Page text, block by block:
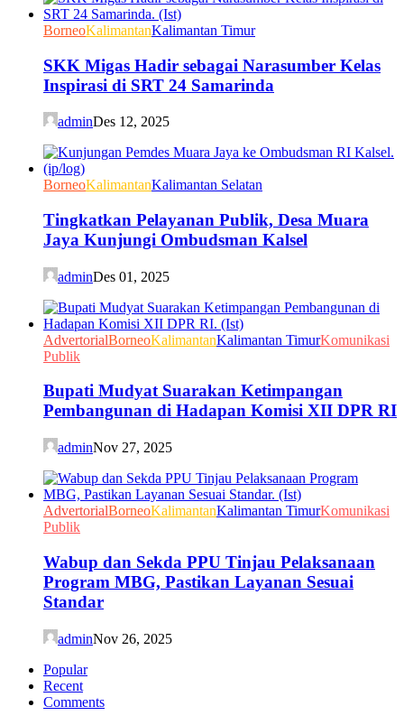
BorneoKalimantanKalimantan Timur
SKK Migas Hadir sebagai Narasumber Kelas
Inspirasi di SRT 24 Samarinda
adminDes 12, 2025
BorneoKalimantanKalimantan Selatan
Tingkatkan Pelayanan Publik, Desa Muara
Jaya Kunjungi Ombudsman Kalsel
adminDes 01, 2025
AdvertorialBorneoKalimantanKalimantan TimurKomunikasi
Publik
Bupati Mudyat Suarakan Ketimpangan
Pembangunan di Hadapan Komisi XII DPR RI
adminNov 27, 2025
AdvertorialBorneoKalimantanKalimantan TimurKomunikasi
Publik
Wabup dan Sekda PPU Tinjau Pelaksanaan
Program MBG, Pastikan Layanan Sesuai
Standar
adminNov 26, 2025
Popular
Recent
Comments